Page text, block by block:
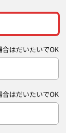
はだいたいでOK
はだいたいでOK